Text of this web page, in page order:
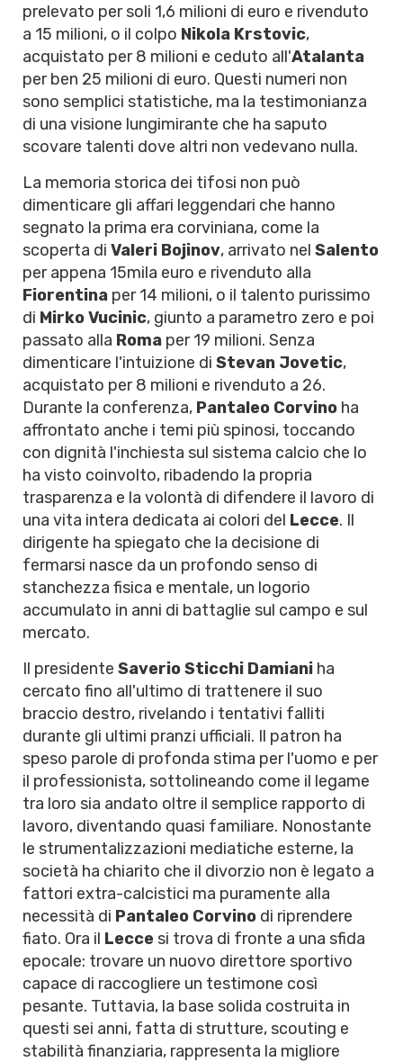
prelevato per soli 1,6 milioni di euro e rivenduto
a 15 milioni, o il colpo Nikola Krstovic,
acquistato per 8 milioni e ceduto all'Atalanta
per ben 25 milioni di euro. Questi numeri non
sono semplici statistiche, ma la testimonianza
di una visione lungimirante che ha saputo
scovare talenti dove altri non vedevano nulla.
La memoria storica dei tifosi non può
dimenticare gli affari leggendari che hanno
segnato la prima era corviniana, come la
scoperta di Valeri Bojinov, arrivato nel Salento
per appena 15mila euro e rivenduto alla
Fiorentina per 14 milioni, o il talento purissimo
di Mirko Vucinic, giunto a parametro zero e poi
passato alla Roma per 19 milioni. Senza
dimenticare l'intuizione di Stevan Jovetic,
acquistato per 8 milioni e rivenduto a 26.
Durante la conferenza, Pantaleo Corvino ha
affrontato anche i temi più spinosi, toccando
con dignità l'inchiesta sul sistema calcio che lo
ha visto coinvolto, ribadendo la propria
trasparenza e la volontà di difendere il lavoro di
una vita intera dedicata ai colori del Lecce. Il
dirigente ha spiegato che la decisione di
fermarsi nasce da un profondo senso di
stanchezza fisica e mentale, un logorio
accumulato in anni di battaglie sul campo e sul
mercato.
Il presidente Saverio Sticchi Damiani ha
cercato fino all'ultimo di trattenere il suo
braccio destro, rivelando i tentativi falliti
durante gli ultimi pranzi ufficiali. Il patron ha
speso parole di profonda stima per l'uomo e per
il professionista, sottolineando come il legame
tra loro sia andato oltre il semplice rapporto di
lavoro, diventando quasi familiare. Nonostante
le strumentalizzazioni mediatiche esterne, la
società ha chiarito che il divorzio non è legato a
fattori extra-calcistici ma puramente alla
necessità di Pantaleo Corvino di riprendere
fiato. Ora il Lecce si trova di fronte a una sfida
epocale: trovare un nuovo direttore sportivo
capace di raccogliere un testimone così
pesante. Tuttavia, la base solida costruita in
questi sei anni, fatta di strutture, scouting e
stabilità finanziaria, rappresenta la migliore